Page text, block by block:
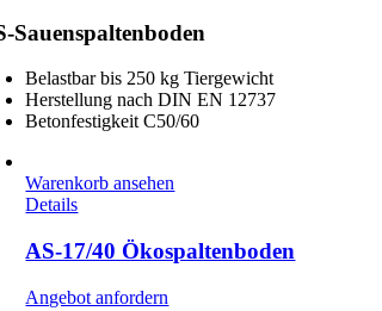
Sauenspaltenboden
Belastbar bis 250 kg Tiergewicht
Herstellung nach DIN EN 12737
Betonfestigkeit C50/60
Warenkorb ansehen
Details
AS-17/40 Ökospaltenboden
Angebot anfordern